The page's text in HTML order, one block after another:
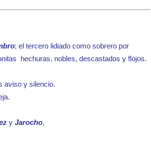
; el tercero lidiado como sobrero por
hechuras, nobles, descastados y flojos.
aviso y silencio.
y Jarocho.